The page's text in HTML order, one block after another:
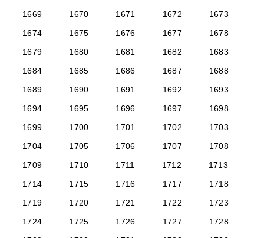
1669
1670 1671 1672
1673
1674
1675 1676 1677
1678
1679
1680 1681 1682
1683
1684
1685 1686 1687
1688
1689
1690 1691 1692
1693
1694
1695 1696 1697
1698
1699
1700 1701 1702
1703
1704
1705 1706 1707
1708
1709
1710 1711 1712
1713
1714
1715 1716 1717
1718
1719
1720 1721 1722
1723
1724
1725 1726 1727
1728